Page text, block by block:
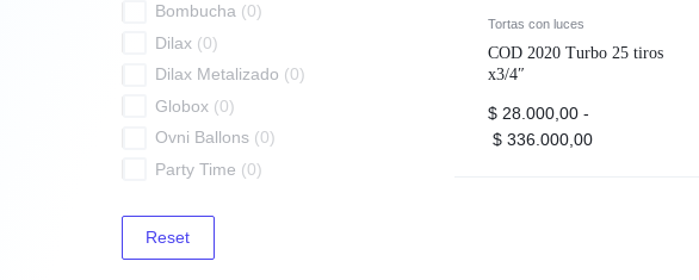
Tortas con luces
COD 2020 Turbo 25 tiros
x3/4″
$ 28.000,00 -
$ 336.000,00
Bombucha
0
Dilax
0
Dilax Metalizado
0
Globox
0
Ovni Ballons
0
Party Time
0
Reset